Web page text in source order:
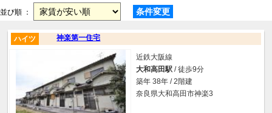
並び順 ： 条件変更
神楽第一住宅
ハイツ
近鉄大阪線
大和高田駅 / 徒歩9分
築年 38年 / 2階建
奈良県大和高田市神楽3